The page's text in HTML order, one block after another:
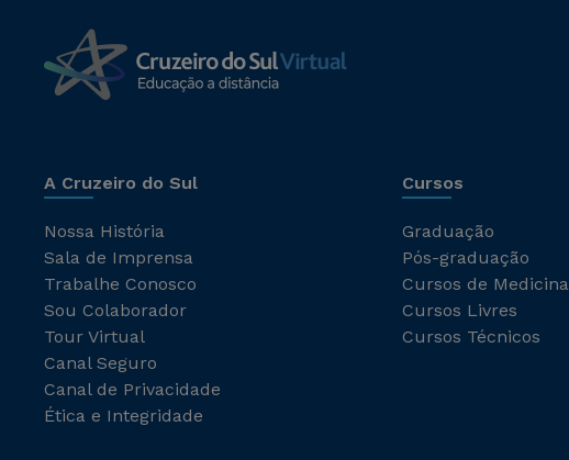
A Cruzeiro do Sul
Nossa História
Sala de Imprensa
Trabalhe Conosco
Sou Colaborador
Tour Virtual
Canal Seguro
Canal de Privacidade
Ética e Integridade
Cursos
Graduação
Pós-graduação
Cursos de Medicina
Cursos Livres
Cursos Técnicos